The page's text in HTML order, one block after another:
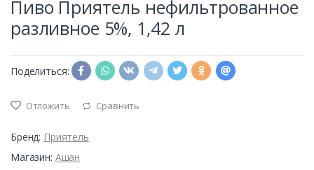
Пиво Приятель нефильтрованное
разливное 5%, 1,42 л
Поделиться:
Отложить Сравнить
Бренд: Приятель
Магазин: Ашан